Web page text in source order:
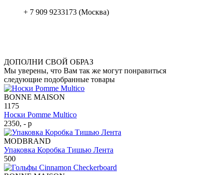
+ 7 909 9233173 (Москва)
ДОПОЛНИ СВОЙ ОБРАЗ
Мы уверены, что Вам так же могут понравиться
следующие подобранные товары
BONNE MAISON
1175
Носки Pomme Multico
2350, - р
MODBRAND
Упаковка Коробка Тишью Лента
500